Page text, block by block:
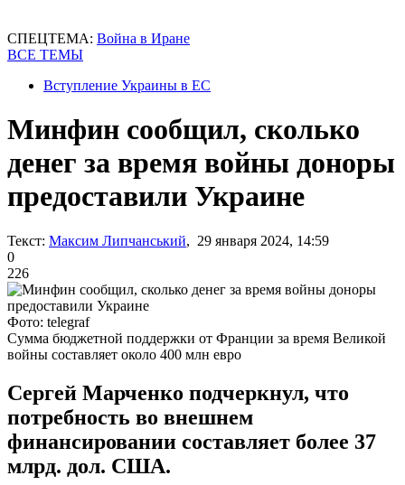
СПЕЦТЕМА: Война в Иране
ВСЕ ТЕМЫ
Вступление Украины в ЕС
Минфин сообщил, сколько
денег за время войны доноры
предоставили Украине
Текст: Максим Липчанський, 29 января 2024, 14:59
0
226
Фото: telegraf
Сумма бюджетной поддержки от Франции за время Великой
войны составляет около 400 млн евро
Сергей Марченко подчеркнул, что
потребность во внешнем
финансировании составляет более 37
млрд. дол. США.